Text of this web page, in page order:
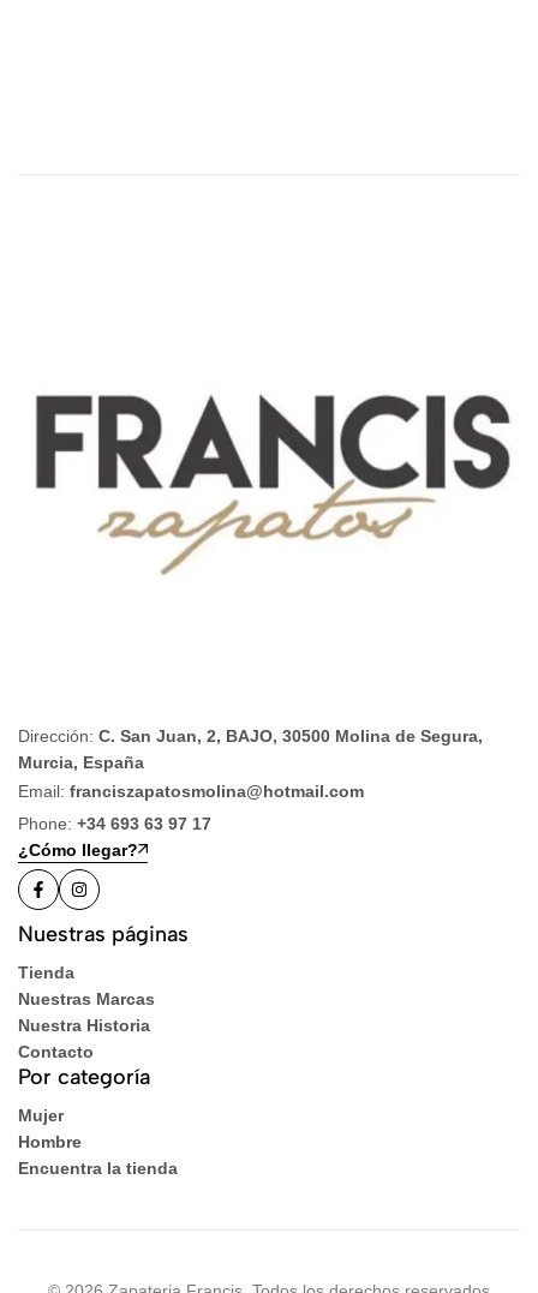
Dirección: C. San Juan, 2, BAJO, 30500 Molina de Segura,
Murcia, España
Email: franciszapatosmolina@hotmail.com
Phone: +34 693 63 97 17
¿Cómo llegar?
Nuestras páginas
Tienda
Nuestras Marcas
Nuestra Historia
Contacto
Por categoría
Mujer
Hombre
Encuentra la tienda